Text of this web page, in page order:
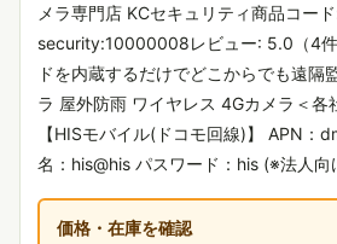
メラ専門店 KCセキュリティ商品コー
security:10000008レビュー: 5.0（4
ドを内蔵するだけでどこからでも遠隔
ラ 屋外防雨 ワイヤレス 4Gカメラ＜各
【HISモバイル(ドコモ回線)】 APN：
名：his@his パスワード：his (※法人向
価格・在庫を確認